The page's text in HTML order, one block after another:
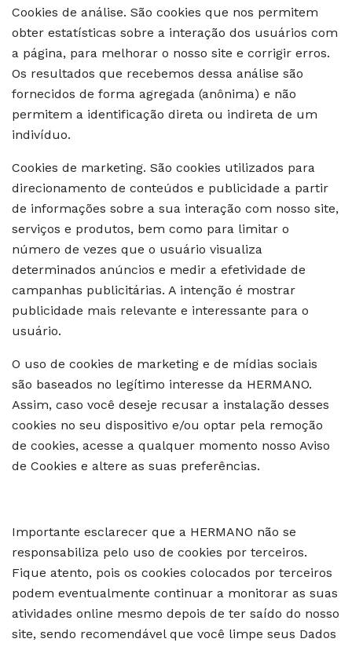
Cookies de análise. São cookies que nos permitem
obter estatísticas sobre a interação dos usuários com
a página, para melhorar o nosso site e corrigir erros.
Os resultados que recebemos dessa análise são
fornecidos de forma agregada (anônima) e não
permitem a identificação direta ou indireta de um
indivíduo.
Cookies de marketing. São cookies utilizados para
direcionamento de conteúdos e publicidade a partir
de informações sobre a sua interação com nosso site,
serviços e produtos, bem como para limitar o
número de vezes que o usuário visualiza
determinados anúncios e medir a efetividade de
campanhas publicitárias. A intenção é mostrar
publicidade mais relevante e interessante para o
usuário.
O uso de cookies de marketing e de mídias sociais
são baseados no legítimo interesse da HERMANO.
Assim, caso você deseje recusar a instalação desses
cookies no seu dispositivo e/ou optar pela remoção
de cookies, acesse a qualquer momento nosso Aviso
de Cookies e altere as suas preferências.
Importante esclarecer que a HERMANO não se
responsabiliza pelo uso de cookies por terceiros.
Fique atento, pois os cookies colocados por terceiros
podem eventualmente continuar a monitorar as suas
atividades online mesmo depois de ter saído do nosso
site, sendo recomendável que você limpe seus Dados